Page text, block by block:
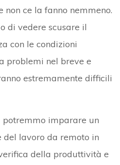
non ce la fanno nemmeno.
di vedere scusare il
con le condizioni
problemi nel breve e
estremamente difficili
potremmo imparare un
del lavoro da remoto in
della produttività e